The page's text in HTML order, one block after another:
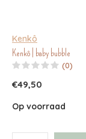
Kenkô
Kenkô | baby bubble
(0)
€49,50
Op voorraad